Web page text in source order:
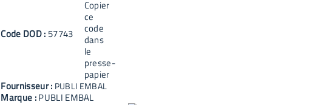
Code DOD: 57743
Fournisseur : PUBLI EMBAL
Marque :PUBLI EMBAL